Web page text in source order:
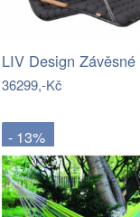
36299,-Kč
- 13%